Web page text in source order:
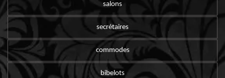
salons
secrétaires
commodes
bibelots